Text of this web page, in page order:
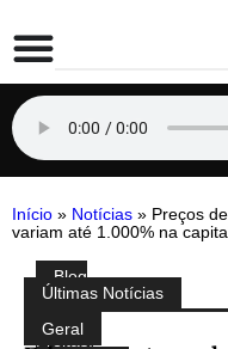
Início » Notícias » Preços
variam até 1.000% na
Compartilhe:
Blog
do
Almir
Freitas
Últimas Notícias
Geral